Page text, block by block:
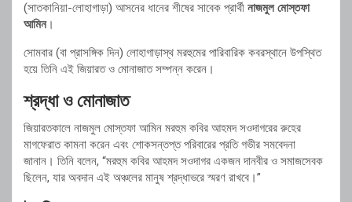
(সাতকানিয়া-লোহাগাড়া) আসনের ধানের শীষের সাবেক প্রার্থী নাজমুল মোস্তফা
আমিন।
সোমবার (বা প্রাসঙ্গিক দিন) লোহাগাড়াস্থ মরহুমের পারিবারিক কবরস্থানে উপস্থিত
হয়ে তিনি এই জিয়ারত ও মোনাজাত সম্পন্ন করেন।
শ্রদ্ধা ও মোনাজাত
জিয়ারতকালে নাজমুল মোস্তফা আমিন মরহুম কবির আহমদ সওদাগরের রুহের
মাগফেরাত কামনা করেন এবং শোকসন্তপ্ত পরিবারের প্রতি গভীর সমবেদনা
জানান। তিনি বলেন, “মরহুম কবির আহমদ সওদাগর একজন দানবীর ও সমাজসেবক
ছিলেন, যার অবদান এই অঞ্চলের মানুষ শ্রদ্ধাভরে স্মরণ রাখবে।”